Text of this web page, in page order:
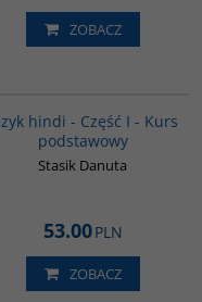
ZOBACZ
hindi - Część I - Kurs
podstawowy
Stasik Danuta
53.00PLN
ZOBACZ